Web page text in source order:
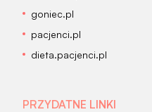
goniec.pl
pacjenci.pl
dieta.pacjenci.pl
PRZYDATNE LINKI